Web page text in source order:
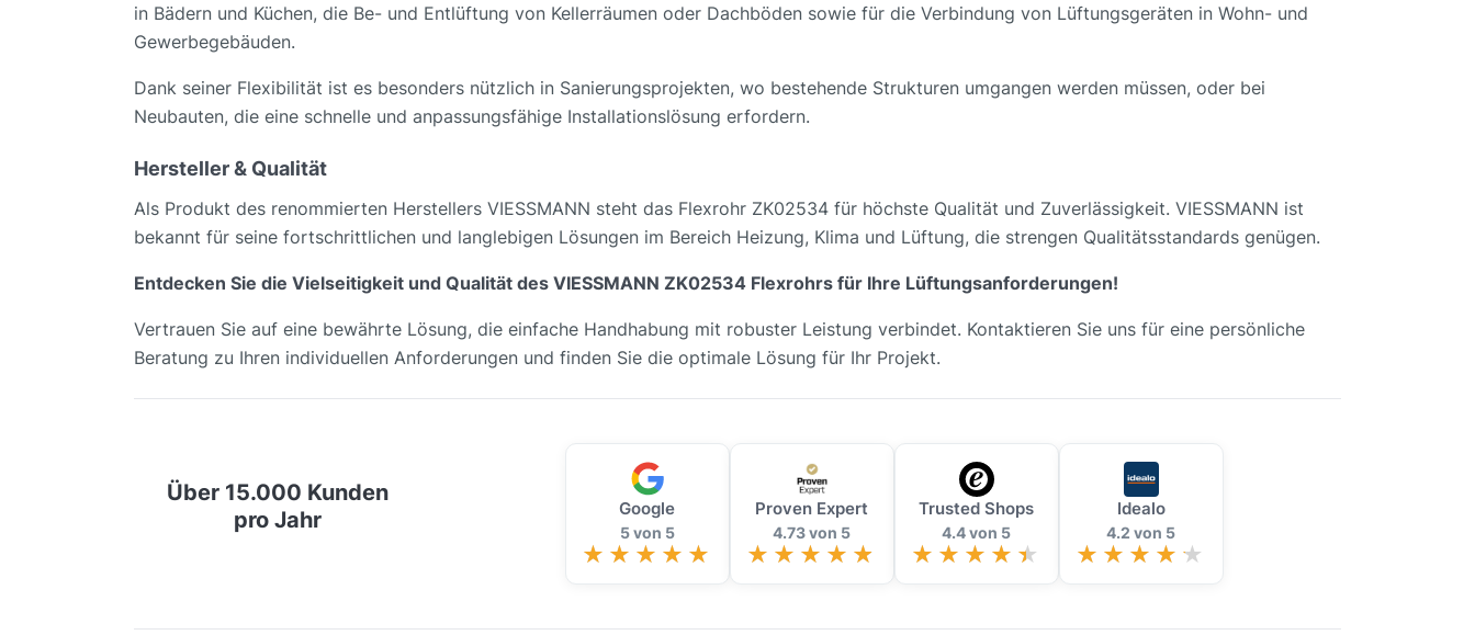
in Bädern und Küchen, die Be- und Entlüftung von Kellerräumen oder Dachböden sowie für die Verbindung von Lüftungsgeräten in Wohn- und
Gewerbegebäuden.
Dank seiner Flexibilität ist es besonders nützlich in Sanierungsprojekten, wo bestehende Strukturen umgangen werden müssen, oder bei
Neubauten, die eine schnelle und anpassungsfähige Installationslösung erfordern.
Hersteller & Qualität
Als Produkt des renommierten Herstellers VIESSMANN steht das Flexrohr ZK02534 für höchste Qualität und Zuverlässigkeit. VIESSMANN ist
bekannt für seine fortschrittlichen und langlebigen Lösungen im Bereich Heizung, Klima und Lüftung, die strengen Qualitätsstandards genügen.
Entdecken Sie die Vielseitigkeit und Qualität des VIESSMANN ZK02534 Flexrohrs für Ihre Lüftungsanforderungen!
Vertrauen Sie auf eine bewährte Lösung, die einfache Handhabung mit robuster Leistung verbindet. Kontaktieren Sie uns für eine persönliche
Beratung zu Ihren individuellen Anforderungen und finden Sie die optimale Lösung für Ihr Projekt.
Über 15.000 Kunden
pro Jahr
Google
5 von 5
Proven Expert
4.73 von 5
Trusted Shops
4.4 von 5
Idealo
4.2 von 5